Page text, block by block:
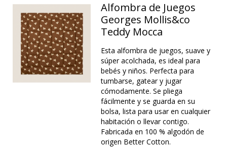
Alfombra de Juegos
Georges Mollis&co
Teddy Mocca
Esta alfombra de juegos, suave y
súper acolchada, es ideal para
bebés y niños. Perfecta para
tumbarse, gatear y jugar
cómodamente. Se pliega
fácilmente y se guarda en su
bolsa, lista para usar en cualquier
habitación o llevar contigo.
Fabricada en 100 % algodón de
origen Better Cotton.